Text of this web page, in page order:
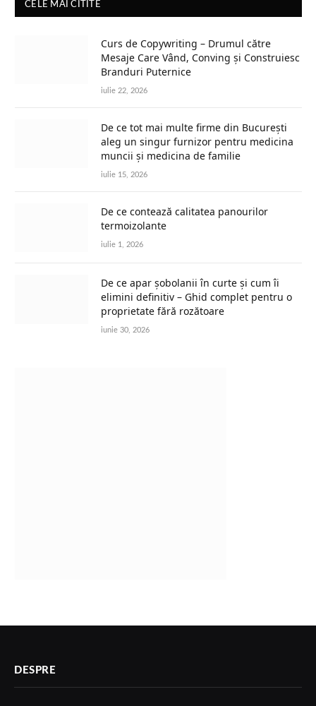
CELE MAI CITITE
Curs de Copywriting – Drumul către
Mesaje Care Vând, Conving și Construiesc
Branduri Puternice
iulie 22, 2026
De ce tot mai multe firme din București
aleg un singur furnizor pentru medicina
muncii și medicina de familie
iulie 15, 2026
De ce contează calitatea panourilor
termoizolante
iulie 1, 2026
De ce apar șobolanii în curte și cum îi
elimini definitiv – Ghid complet pentru o
proprietate fără rozătoare
iunie 30, 2026
DESPRE